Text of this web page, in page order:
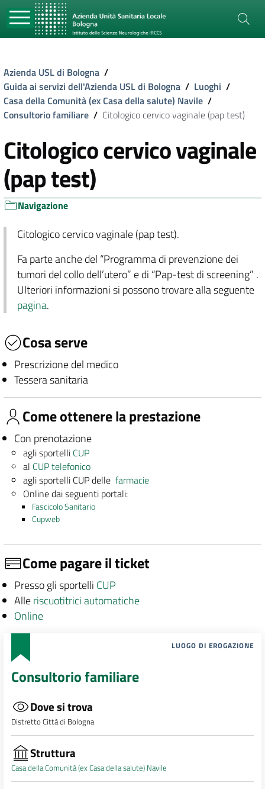
Azienda USL di Bologna /
Guida ai servizi dell'Azienda USL di Bologna / Luoghi /
Casa della Comunità (ex Casa della salute) Navile /
Consultorio familiare / Citologico cervico vaginale (pap test)
Citologico cervico vaginale
(pap test)
Navigazione
Citologico cervico vaginale (pap test).
Fa parte anche del “Programma di prevenzione dei
tumori del collo dell’utero” e di “Pap-test di screening” .
Ulteriori informazioni si possono trovare alla seguente
pagina.
Cosa serve
Prescrizione del medico
Tessera sanitaria
Come ottenere la prestazione
Con prenotazione
agli sportelli CUP
al CUP telefonico
agli sportelli CUP dellefarmacie
Online dai seguenti portali:
Fascicolo Sanitario
Cupweb
Come pagare il ticket
Presso gli sportelli CUP
Alleriscuotitrici automatiche
Online
LUOGO DI EROGAZIONE
Consultorio familiare
Dove si trova
Distretto Città di Bologna
Struttura
Casa della Comunità (ex Casa della salute) Navile